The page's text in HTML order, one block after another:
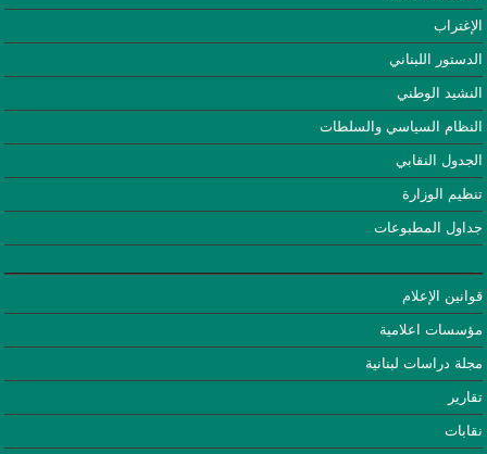
الإغتراب
الدستور اللبناني
النشيد الوطني
النظام السياسي والسلطات
الجدول النقابي
تنظيم الوزارة
جداول المطبوعات
قوانين الإعلام
مؤسسات اعلامية
مجلة دراسات لبنانية
تقارير
نقابات